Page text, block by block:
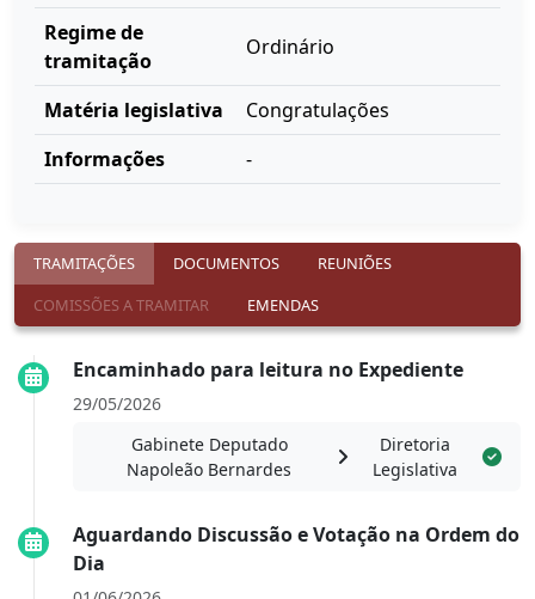
Regime de
tramitação
Ordinário
Matéria legislativa
Congratulações
Informações
-
TRAMITAÇÕES DOCUMENTOS
REUNIÕES
COMISSÕES A TRAMITAR
EMENDAS
Encaminhado para leitura no Expediente
29/05/2026
Gabinete Deputado
Napoleão Bernardes
Diretoria
Legislativa
Aguardando Discussão e Votação na Ordem do
Dia